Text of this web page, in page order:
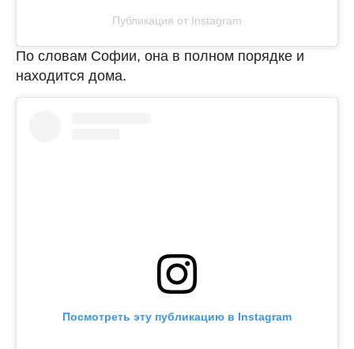
Публикация от Instagram
По словам Софии, она в полном порядке и
находится дома.
Посмотреть эту публикацию в Instagram